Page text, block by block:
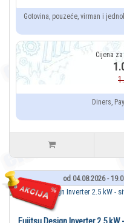
Gotovina, pouzeće, virman i
Diners,
od 04.08.2026 -